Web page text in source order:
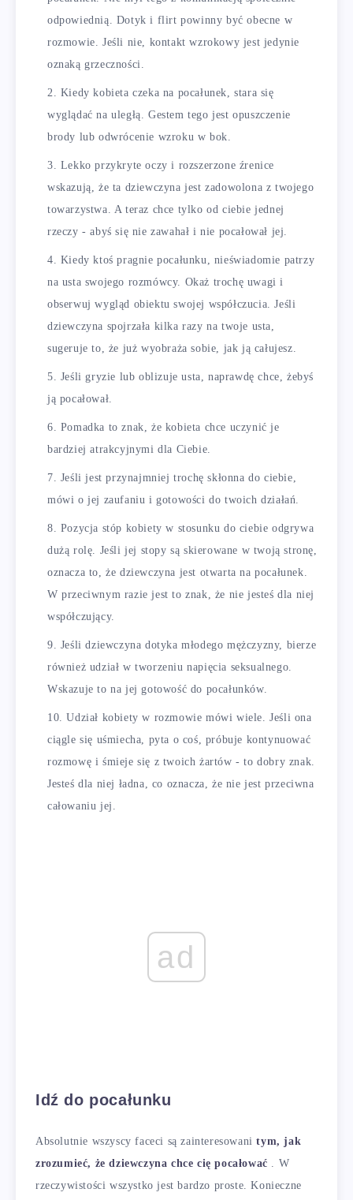
odpowiednią. Dotyk i flirt powinny być obecne w
rozmowie. Jeśli nie, kontakt wzrokowy jest jedynie
oznaką grzeczności.
Kiedy kobieta czeka na pocałunek, stara się
wyglądać na uległą. Gestem tego jest opuszczenie
brody lub odwrócenie wzroku w bok.
Lekko przykryte oczy i rozszerzone źrenice
wskazują, że ta dziewczyna jest zadowolona z twojego
towarzystwa. A teraz chce tylko od ciebie jednej
rzeczy - abyś się nie zawahał i nie pocałował jej.
Kiedy ktoś pragnie pocałunku, nieświadomie patrzy
na usta swojego rozmówcy. Okaż trochę uwagi i
obserwuj wygląd obiektu swojej współczucia. Jeśli
dziewczyna spojrzała kilka razy na twoje usta,
sugeruje to, że już wyobraża sobie, jak ją całujesz.
Jeśli gryzie lub oblizuje usta, naprawdę chce, żebyś
ją pocałował.
Pomadka to znak, że kobieta chce uczynić je
bardziej atrakcyjnymi dla Ciebie.
Jeśli jest przynajmniej trochę skłonna do ciebie,
mówi o jej zaufaniu i gotowości do twoich działań.
Pozycja stóp kobiety w stosunku do ciebie odgrywa
dużą rolę. Jeśli jej stopy są skierowane w twoją stronę,
oznacza to, że dziewczyna jest otwarta na pocałunek.
W przeciwnym razie jest to znak, że nie jesteś dla niej
współczujący.
Jeśli dziewczyna dotyka młodego mężczyzny, bierze
również udział w tworzeniu napięcia seksualnego.
Wskazuje to na jej gotowość do pocałunków.
Udział kobiety w rozmowie mówi wiele. Jeśli ona
ciągle się uśmiecha, pyta o coś, próbuje kontynuować
rozmowę i śmieje się z twoich żartów - to dobry znak.
Jesteś dla niej ładna, co oznacza, że ​​nie jest przeciwna
całowaniu jej.
ad
Idź do pocałunku
Absolutnie wszyscy faceci są zainteresowanitym, jak
zrozumieć, że dziewczyna chce cię pocałować . W
rzeczywistości wszystko jest bardzo proste. Konieczne